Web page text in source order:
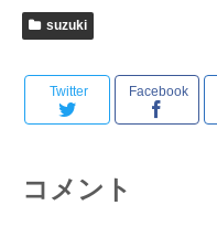
suzuki
Twitter Facebook
コメント